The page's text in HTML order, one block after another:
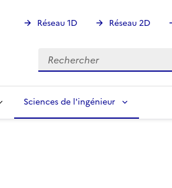
Réseau 1D Réseau 2D
Rechercher
Rechercher
Sciences de l'ingénieur